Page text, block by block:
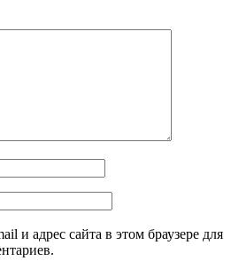
и адрес сайта в этом браузере для